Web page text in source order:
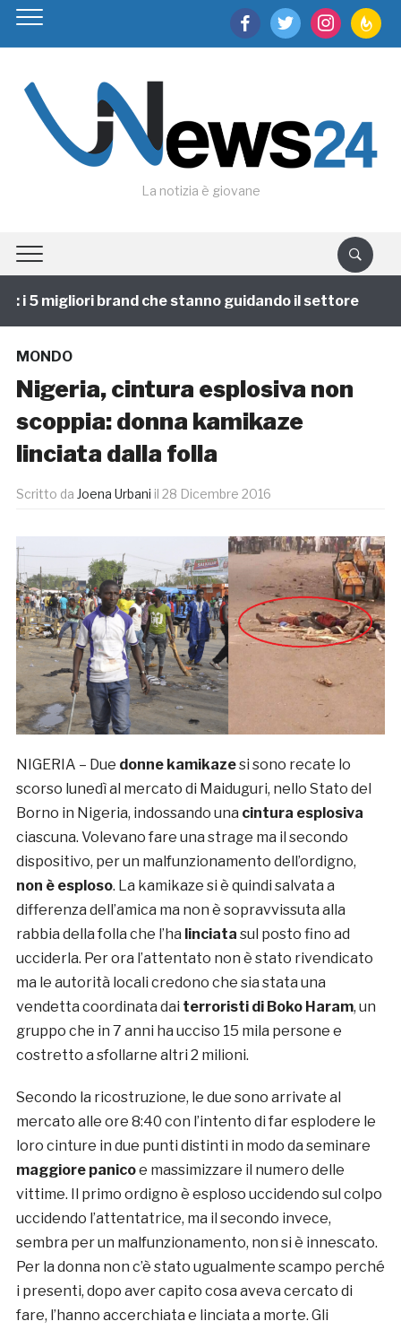
facebooktwitter instagram
La notizia è giovane
5 migliori brand che stanno guidando il settore
MONDO
Nigeria, cintura esplosiva non
scoppia: donna kamikaze
linciata dalla folla
Scritto da Joena Urbani il 28 Dicembre 2016
NIGERIA – Due donne kamikazesi sono recate lo
scorso lunedì al mercato di Maiduguri, nello Stato del
Borno in Nigeria, indossando una cintura esplosiva
ciascuna. Volevano fare una strage ma il secondo
dispositivo, per un malfunzionamento dell’ordigno,
non è esploso. La kamikaze si è quindi salvata a
differenza dell’amica ma non è sopravvissuta alla
rabbia della folla che l’ha linciata sul posto fino ad
ucciderla. Per ora l’attentato non è stato rivendicato
ma le autorità locali credono che sia stata una
vendetta coordinata dai terroristi di Boko Haram, un
gruppo che in 7 anni ha ucciso 15 mila persone e
costretto a sfollarne altri 2 milioni.
Secondo la ricostruzione, le due sono arrivate al
mercato alle ore 8:40 con l’intento di far esplodere le
loro cinture in due punti distinti in modo da seminare
maggiore panicoe massimizzare il numero delle
vittime. Il primo ordigno è esploso uccidendo sul colpo
uccidendo l’attentatrice, ma il secondo invece,
sembra per un malfunzionamento, non si è innescato.
Per la donna non c’è stato ugualmente scampo perché
i presenti, dopo aver capito cosa aveva cercato di
fare, l’hanno accerchiata e linciata a morte. Gli